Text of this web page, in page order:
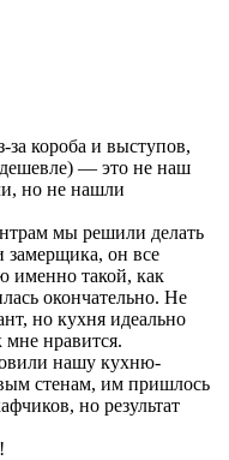
за короба и выступов,
— это не наш
но не нашли
мы решили делать
замерщика, он все
именно такой, как
окончательно. Не
но кухня идеально
мне нравится.
нашу кухню-
стенам, им пришлось
но результат